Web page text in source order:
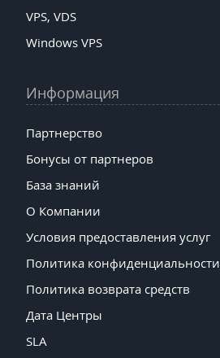
VPS, VDS
Windows VPS
Информация
Партнерство
Бонусы от партнеров
База знаний
О Компании
Условия предоставления услуг
Политика конфиденциальности
Политика возврата средств
Дата Центры
SLA